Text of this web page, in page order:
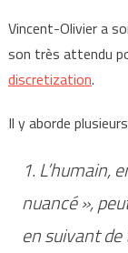
Vincent-Olivier a
son très attendu
discretization.
Il y aborde
1. L’humain,
nuancé »,
en suivant